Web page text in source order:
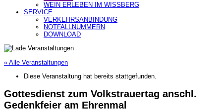
WEIN ERLEBEN IM WISSBERG
SERVICE
VERKEHRSANBINDUNG
NOTFALLNUMMERN
DOWNLOAD
« Alle Veranstaltungen
Diese Veranstaltung hat bereits stattgefunden.
Gottesdienst zum Volkstrauertag anschl.
Gedenkfeier am Ehrenmal